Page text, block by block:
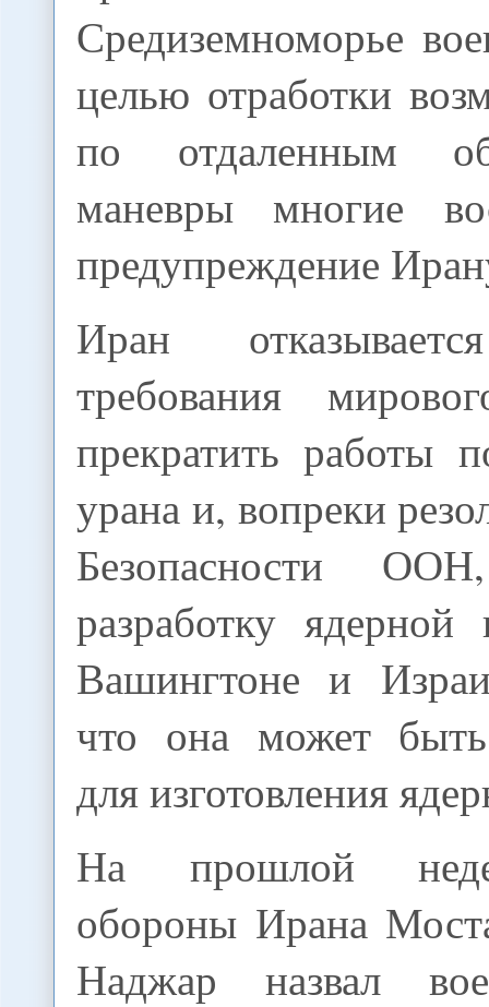
Средиземноморье
целью отработки
по отдаленным
маневры многие
предупреждение
Иран
требования
прекратить работы
урана и, вопреки
Безопасности
разработку
Вашингтоне и
что она может быть
для изготовления
На прошлой
обороны Ирана
Наджар назвал